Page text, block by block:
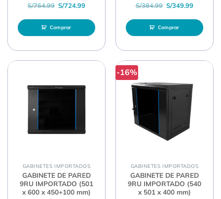
S/764.99 El precio original era: S/764.99.
S/724.99El precio actual es: S/724.99.
Comprar
S/384.99 El precio original
S/349.99El
Comprar
GABINETES IMPORTADOS
GABINETE DE PARED
9RU IMPORTADO (501
x 600 x 450+100 mm)
-16%
GABINETES IMPORTADOS
GABINETE DE PARED
9RU IMPORTADO (540
x 501 x 400 mm)